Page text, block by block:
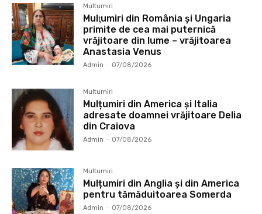
Multumiri
Mulţumiri din România și Ungaria
primite de cea mai puternică
vrăjitoare din lume – vrăjitoarea
Anastasia Venus
Admin - 07/08/2026
Multumiri
Mulțumiri din America și Italia
adresate doamnei vrăjitoare Delia
din Craiova
Admin - 07/08/2026
Multumiri
Mulțumiri din Anglia și din America
pentru tămăduitoarea Somerda
Admin - 07/08/2026